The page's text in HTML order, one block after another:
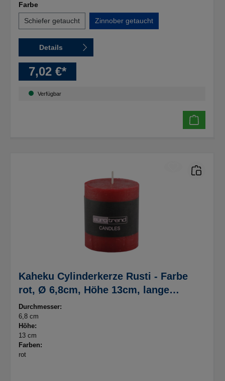
Farbe
Schiefer getaucht
Zinnober getaucht
Details
7,02 €*
Verfügbar
Kaheku Cylinderkerze Rusti - Farbe
rot, Ø 6,8cm, Höhe 13cm, lange
Brenndauer
Durchmesser:
6,8 cm
Höhe:
13 cm
Farben:
rot